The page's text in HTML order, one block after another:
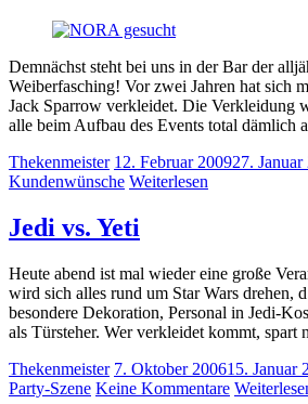
Demnächst steht bei uns in der Bar der
Weiberfasching! Vor zwei Jahren hat sich
Jack Sparrow verkleidet. Die Verkleidung
alle beim Aufbau des Events total dämlich
Thekenmeister 12. Februar 200927. Januar
Kundenwünsche Weiterlesen
Jedi vs. Yeti
Heute abend ist mal wieder eine große
wird sich alles rund um Star Wars drehen,
besondere Dekoration, Personal in Jedi-
als Türsteher. Wer verkleidet kommt, spart
Thekenmeister 7. Oktober 200615. Januar
Party-Szene Keine Kommentare